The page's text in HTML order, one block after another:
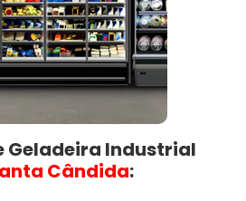
Geladeira Industrial
Cândida​: